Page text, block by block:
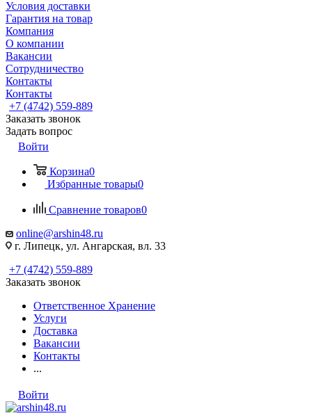
Условия доставки
Гарантия на товар
Компания
О компании
Вакансии
Сотрудничество
Контакты
Контакты
+7 (4742) 559-889
Заказать звонок
Задать вопрос
Войти
Корзина0
Избранные товары0
Сравнение товаров0
online@arshin48.ru
г. Липецк, ул. Ангарская, вл. 33
+7 (4742) 559-889
Заказать звонок
Ответственное Хранение
Услуги
Доставка
Вакансии
Контакты
...
Войти